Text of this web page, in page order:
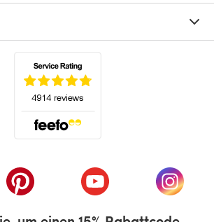
einem neuen Tab)
(öffnet sich in einem neuen Tab)
(öffnet sich in einem
(öffnet